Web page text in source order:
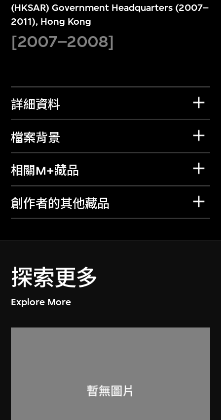
(HKSAR) Government Headquarters (2007–
2011), Hong Kong
[2007–2008]
詳細資料
檔案背景
相關M+藏品
創作者的其他藏品
探索更多
Explore More